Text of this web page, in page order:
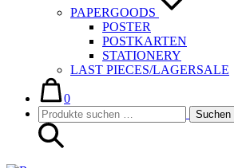
PAPERGOODS
POSTER
POSTKARTEN
STATIONERY
LAST PIECES/LAGERSALE
Warenkorb
0im
Warenkorb
Suche-
Schalter
Suchen
nach:
Suchen